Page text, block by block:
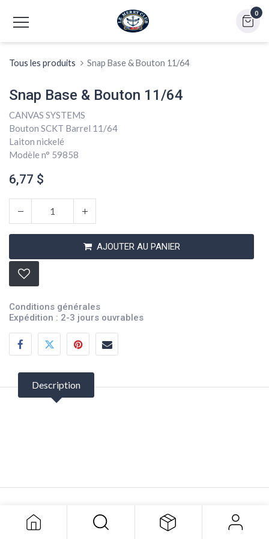
0
Tous les produits Snap Base & Bouton 11/64
Snap Base & Bouton 11/64
CANVAS SYSTEMS
Bouton SCKT Barrel 11/64
Laiton nickelé
Modèle n° 59858
6,77 $
AJOUTER AU PANIER
Conditions générales
Expédition : 2-3 jours ouvrables
Description
6,77$